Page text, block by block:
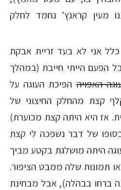
מעין קראנץ’ נחמד לחלק
אני לא בעד זריית אבקת
הפעם הייתי חייבת (במהלך
האפויההפיכת העוגה על
קצת מהחלק החיצוני של
אז היא היתה קצת מכוערת)
של דבר נשפכה לי קצת
היתה מושלגת בקטע מביך
תמונות שלה ממבט הציפור.
ברחו בבהלה), אבל מבחינת